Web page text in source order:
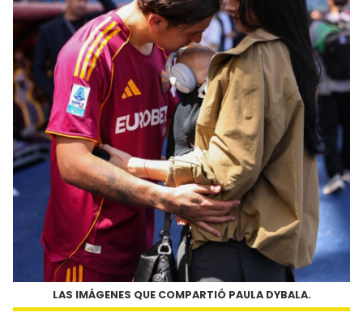
LAS IMÁGENES QUE COMPARTIÓ PAULA DYBALA.